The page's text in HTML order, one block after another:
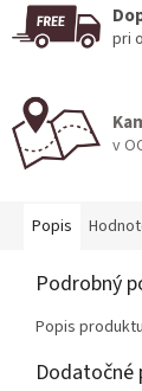
pri
v
Popis
Podrobný
Popis